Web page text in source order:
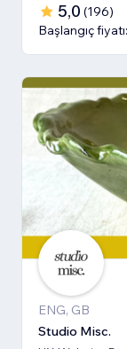
5,0 (196)
Başlangıç
ENG, GB
Studio Misc.